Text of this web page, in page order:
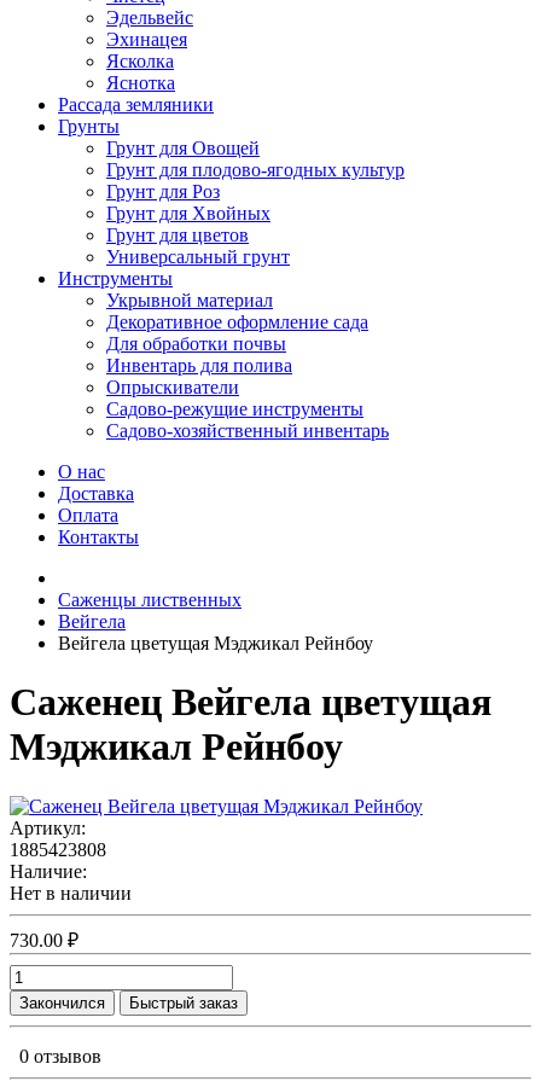
Эдельвейс
Эхинацея
Ясколка
Яснотка
Рассада земляники
Грунты
Грунт для Овощей
Грунт для плодово-ягодных культур
Грунт для Роз
Грунт для Хвойных
Грунт для цветов
Универсальный грунт
Инструменты
Укрывной материал
Декоративное оформление сада
Для обработки почвы
Инвентарь для полива
Опрыскиватели
Садово-режущие инструменты
Садово-хозяйственный инвентарь
О нас
Доставка
Оплата
Контакты
Саженцы лиственных
Вейгела
Вейгела цветущая Мэджикал Рейнбоу
Саженец Вейгела цветущая
Мэджикал Рейнбоу
Артикул:
1885423808
Наличие:
Нет в наличии
730.00 ₽
Закончился Быстрый заказ
0 отзывов